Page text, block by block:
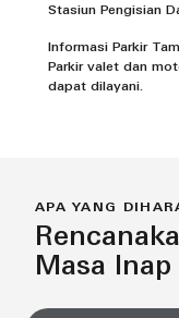
Stasiun Pengisian
Informasi Parkir
Parkir valet dan
dapat dilayani.
APA YANG
Masa